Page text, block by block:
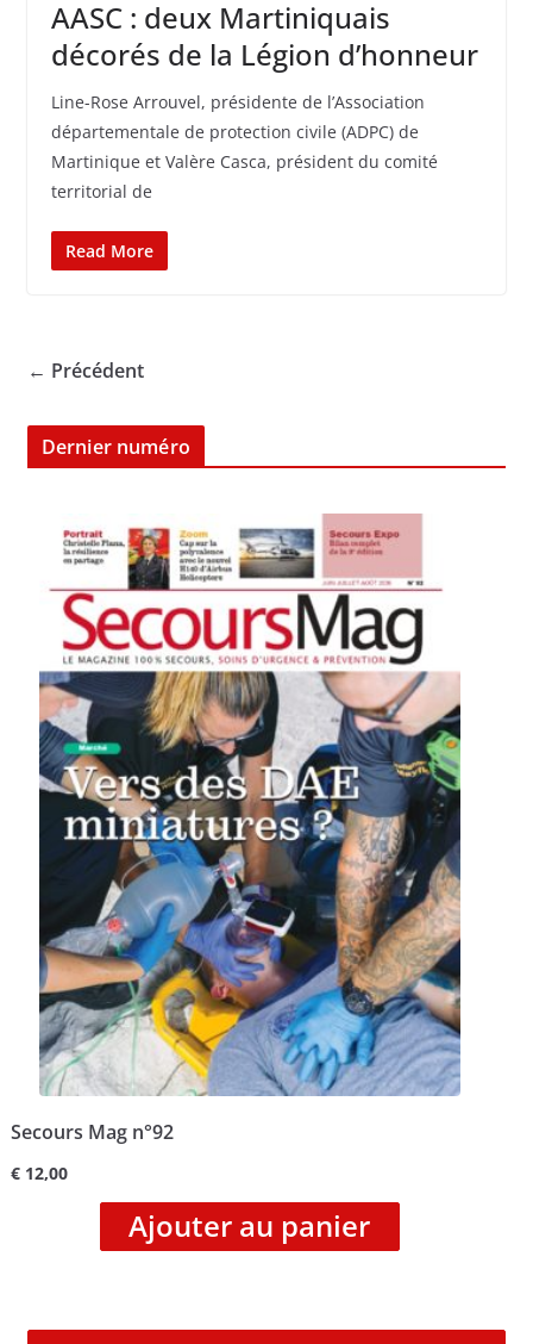
AASC : deux Martiniquais
décorés de la Légion d’honneur
Line-Rose Arrouvel, présidente de l’Association
départementale de protection civile (ADPC) de
Martinique et Valère Casca, président du comité
territorial de
Read More
← Précédent
Dernier numéro
Secours Mag n°92
€12,00
Ajouter au panier